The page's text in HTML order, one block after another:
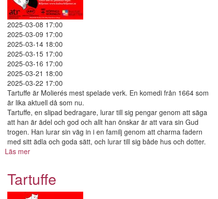
2025-03-08 17:00
2025-03-09 17:00
2025-03-14 18:00
2025-03-15 17:00
2025-03-16 17:00
2025-03-21 18:00
2025-03-22 17:00
Tartuffe är Molierés mest spelade verk. En komedi från 1664 som
är lika aktuell då som nu.
Tartuffe, en slipad bedragare, lurar till sig pengar genom att säga
att han är ädel och god och allt han önskar är att vara sin Gud
trogen. Han lurar sin väg in i en familj genom att charma fadern
med sitt ädla och goda sätt, och lurar till sig både hus och dotter.
Läs mer
Tartuffe